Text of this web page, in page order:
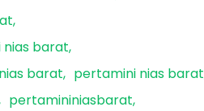
nias barat
barat
pertamini nias barat
pertamininiasbarat